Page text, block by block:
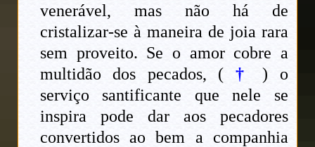
venerável, mas não há de
cristalizar-se à maneira de joia rara
sem proveito. Se o amor cobre a
multidão dos pecados, ( †) o
serviço santificante que nele se
inspira pode dar aos pecadores
convertidos ao bem a companhia